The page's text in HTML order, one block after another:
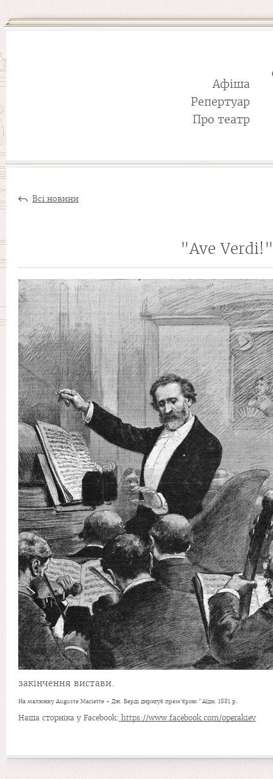
Афіша
Репертуар
Про театр
Всі новини
"Ave
закінчення вистави.
На малюнку Auguste Mariette - Дж. Верді диригує прем’єрою "Аїди. 1881 р.
Наша сторніка у Facebook: https://www.facebook.com/operakiev